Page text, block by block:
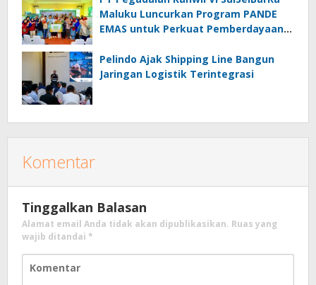
Maluku Luncurkan Program PANDE
EMAS untuk Perkuat Pemberdayaan
Pelindo Ajak Shipping Line Bangun
Jaringan Logistik Terintegrasi
Komentar
Tinggalkan Balasan
Alamat email Anda tidak akan dipublikasikan. Ruas yang
wajib ditandai *